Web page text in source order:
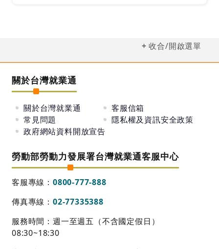
收合/開啟選單
關於台灣就業通
關於台灣就業通
客服信箱
常見問題
隱私權及資訊安全政策
政府網站資料開放宣告
勞動部勞動力發展署台灣就業通客服中心
客服專線： 0800-777-888
傳真專線： 02-77335388
服務時間：週一至週五（不含國定假日）
08:30~18:30